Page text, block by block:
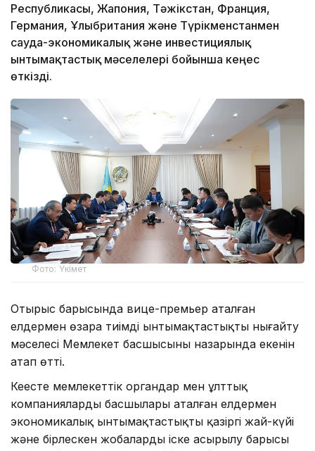
Республикасы, Жапония, Тәжікстан, Франция,
Германия, Ұлыбритания және Түрікменстанмен
сауда-экономикалық және инвестициялық
ынтымақтастық мәселелері бойынша кеңес
өткізді.
Фото: Үкімет
Отырыс барысында вице-премьер аталған
елдермен өзара тиімді ынтымақтастықты нығайту
мәселесі Мемлекет басшысының назарында екенін
атап өтті.
Кеңесте мемлекеттік органдар мен ұлттық
компаниялардың басшылары аталған елдермен
экономикалық ынтымақтастықтың қазіргі жай-күйі
және бірлескен жобалардың іске асырылу барысы